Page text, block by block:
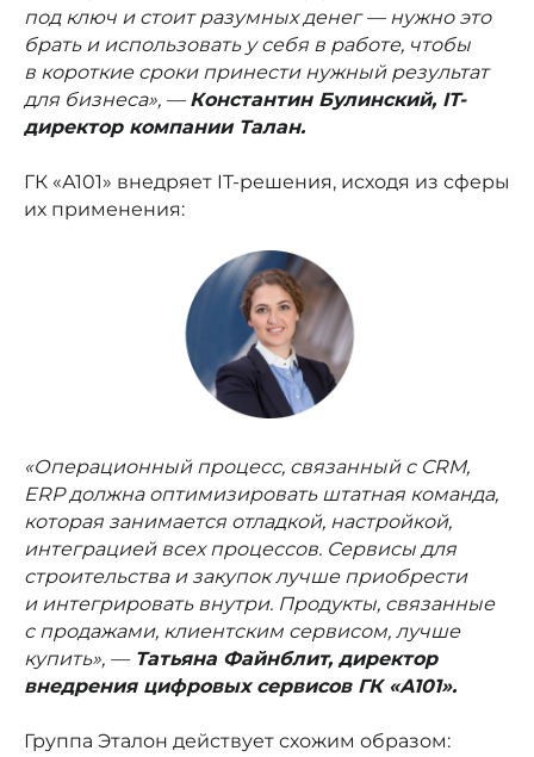
под ключ и стоит разумных денег — нужно это
брать и использовать у себя в работе, чтобы
в короткие сроки принести нужный результат
для бизнеса», — Константин Булинский, IT-
директор компании Талан.
ГК «А101» внедряет IT-решения, исходя из сферы
их применения:
«Операционный процесс, связанный с CRM,
ERP должна оптимизировать штатная команда,
которая занимается отладкой, настройкой,
интеграцией всех процессов. Сервисы для
строительства и закупок лучше приобрести
и интегрировать внутри. Продукты, связанные
с продажами, клиентским сервисом, лучше
купить», —Татьяна Файнблит, директор
внедрения цифровых сервисов ГК «А101».
Группа Эталон действует схожим образом: